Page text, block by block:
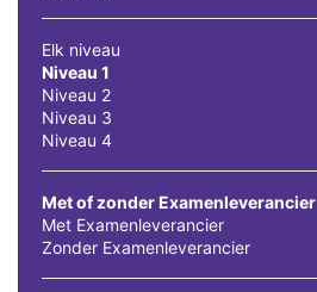
Elk niveau
Niveau 1
Niveau 2
Niveau 3
Niveau 4
Met of zonder Examenleverancier
Met Examenleverancier
Zonder Examenleverancier